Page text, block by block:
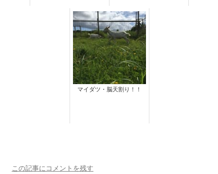
マイダツ・脳天割り！！
この記事にコメントを残す